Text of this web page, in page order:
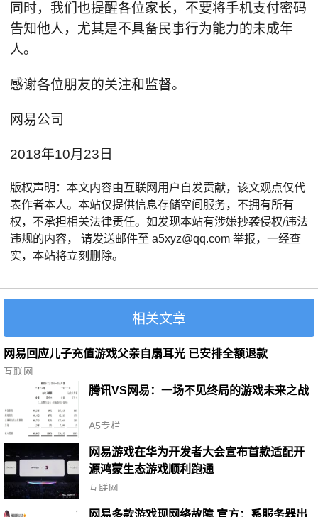
同时，我们也提醒各位家长，不要将手机支付密码
告知他人，尤其是不具备民事行为能力的未成年
人。
感谢各位朋友的关注和监督。
网易公司
2018年10月23日
版权声明：本文内容由互联网用户自发贡献，该文观点仅代
表作者本人。本站仅提供信息存储空间服务，不拥有所有
权，不承担相关法律责任。如发现本站有涉嫌抄袭侵权/违法
违规的内容， 请发送邮件至 a5xyz@qq.com 举报，一经查
实，本站将立刻删除。
相关文章
网易回应儿子充值游戏父亲自扇耳光 已安排全额退款
互联网
腾讯VS网易：一场不见终局的游戏未来之战
A5专栏
网易游戏在华为开发者大会宣布首款适配开
源鸿蒙生态游戏顺利跑通
互联网
网易多款游戏现网络故障 官方：系服务器出